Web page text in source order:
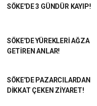
SÖKE'DE 3 GÜNDÜR KAYIP!
SÖKE'DE YÜREKLERİ AĞZA
GETİREN ANLAR!
SÖKE'DE PAZARCILARDAN
DİKKAT ÇEKEN ZİYARET!